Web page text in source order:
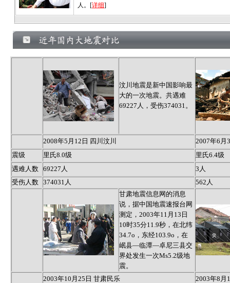
人。[详细]
汶川地震是新中国影响最
大的一次地震。共遇难
69227人，受伤374031。
2008年5月12日 四川汶川
2007年6月
震级
里氏8.0级
里氏6.4级
遇难人数 69227人
3人
受伤人数 374031人
562人
甘肃地震信息网的消息
说，据中国地震速报台网
测定，2003年11月13日
10时35分11.9秒，在北纬
34.7o，东经103.9o，在
岷县—临潭—卓尼三县交
界处发生一次Ms5.2级地
震。
2003年10月25日 甘肃民乐
2003年8月